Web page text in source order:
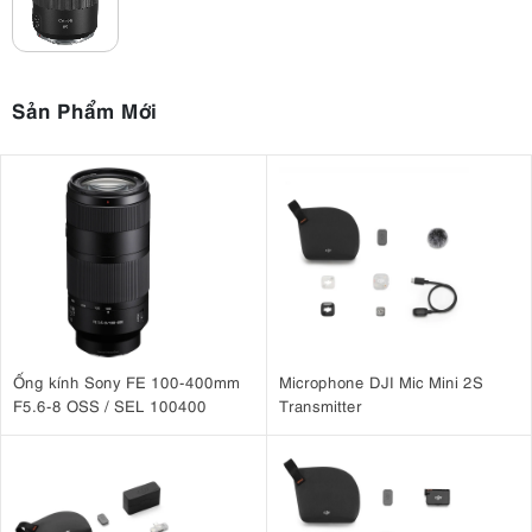
Sản Phẩm Mới
Ống kính Sony FE 100-400mm
F5.6-8 OSS / SEL 100400
Microphone DJI Mic Mini 2S
Transmitter